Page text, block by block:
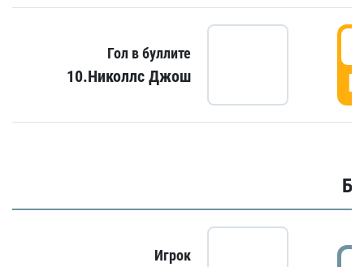
Гол в буллите
10.Николлс Джош
Игрок